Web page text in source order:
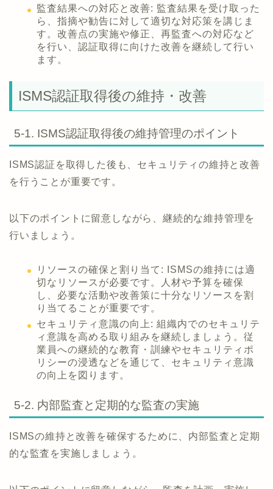
監査結果への対応と改善: 監査結果を受け取った
ら、指摘や勧告に対して適切な対応策を講じま
す。改善点の実施や修正、再監査への対応など
を行い、認証取得に向けた改善を継続して行い
ます。
ISMS認証取得後の維持・改善
5-1. ISMS認証取得後の維持管理のポイント
ISMS認証を取得した後も、セキュリティの維持と改善
を行うことが重要です。
以下のポイントに留意しながら、継続的な維持管理を
行いましょう。
リソースの確保と割り当て: ISMSの維持には適
切なリソースが必要です。人材や予算を確保
し、必要な活動や改善策に十分なリソースを割
り当てることが重要です。
セキュリティ意識の向上: 組織内でのセキュリテ
ィ意識を高める取り組みを継続しましょう。従
業員への継続的な教育・訓練やセキュリティポ
リシーの浸透などを通じて、セキュリティ意識
の向上を図ります。
5-2. 内部監査と定期的な監査の実施
ISMSの維持と改善を確保するために、内部監査と定期
的な監査を実施しましょう。